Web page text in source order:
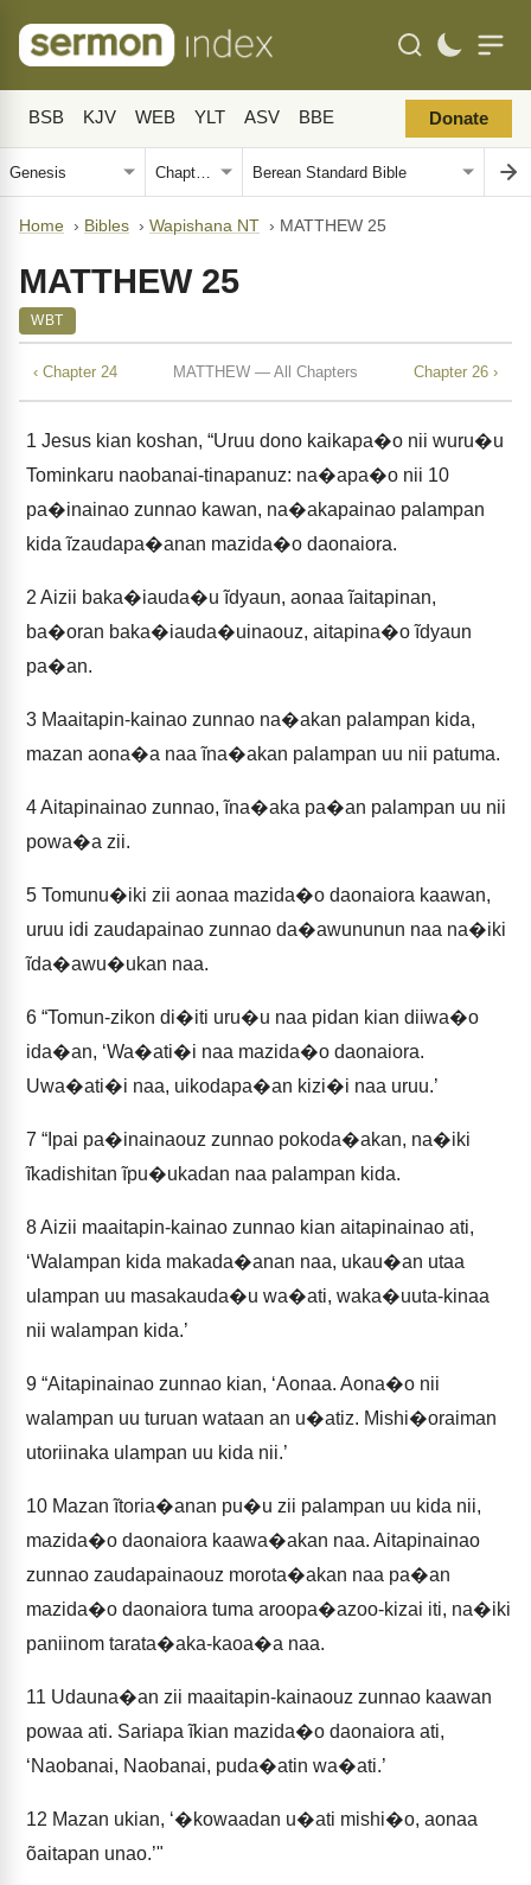
BSB KJV WEB YLT ASV BBE Donate
Home › Bibles › Wapishana NT › MATTHEW 25
MATTHEW 25
WBT
‹ Chapter 24 MATTHEW — All Chapters Chapter 26 ›
1 Jesus kian koshan, “Uruu dono kaikapa�o nii wuru�u
Tominkaru naobanai-tinapanuz: na�apa�o nii 10
pa�inainao zunnao kawan, na�akapainao palampan
kida ĩzaudapa�anan mazida�o daonaiora.
2 Aizii baka�iauda�u ĩdyaun, aonaa ĩaitapinan,
ba�oran baka�iauda�uinaouz, aitapina�o ĩdyaun
pa�an.
3 Maaitapin-kainao zunnao na�akan palampan kida,
mazan aona�a naa ĩna�akan palampan uu nii patuma.
4Aitapinainao zunnao, ĩna�aka pa�an palampan uu nii
powa�a zii.
5 Tomunu�iki zii aonaa mazida�o daonaiora kaawan,
uruu idi zaudapainao zunnao da�awununun naa na�iki
ĩda�awu�ukan naa.
6 “Tomun-zikon di�iti uru�u naa pidan kian diiwa�o
ida�an, ‘Wa�ati�i naa mazida�o daonaiora.
Uwa�ati�i naa, uikodapa�an kizi�i naa uruu.’
7 “Ipai pa�inainaouz zunnao pokoda�akan, na�iki
ĩkadishitan ĩpu�ukadan naa palampan kida.
8Aizii maaitapin-kainao zunnao kian aitapinainao ati,
‘Walampan kida makada�anan naa, ukau�an utaa
ulampan uu masakauda�u wa�ati, waka�uuta-kinaa
nii walampan kida.’
9 “Aitapinainao zunnao kian, ‘Aonaa. Aona�o nii
walampan uu turuan wataan an u�atiz. Mishi�oraiman
utoriinaka ulampan uu kida nii.’
10 Mazan ĩtoria�anan pu�u zii palampan uu kida nii,
mazida�o daonaiora kaawa�akan naa. Aitapinainao
zunnao zaudapainaouz morota�akan naa pa�an
mazida�o daonaiora tuma aroopa�azoo-kizai iti, na�iki
paniinom tarata�aka-kaoa�a naa.
11 Udauna�an zii maaitapin-kainaouz zunnao kaawan
powaa ati. Sariapa ĩkian mazida�o daonaiora ati,
‘Naobanai, Naobanai, puda�atin wa�ati.’
12 Mazan ukian, ‘�kowaadan u�ati mishi�o, aonaa
õaitapan unao.’"